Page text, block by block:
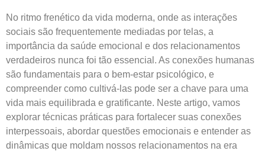
No ritmo frenético da vida moderna, onde as interações
sociais são frequentemente mediadas por telas, a
importância da saúde emocional e dos relacionamentos
verdadeiros nunca foi tão essencial. As conexões humanas
são fundamentais para o bem-estar psicológico, e
compreender como cultivá-las pode ser a chave para uma
vida mais equilibrada e gratificante. Neste artigo, vamos
explorar técnicas práticas para fortalecer suas conexões
interpessoais, abordar questões emocionais e entender as
dinâmicas que moldam nossos relacionamentos na era